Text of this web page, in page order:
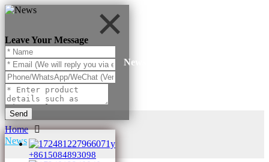
Leave Your Message
Send
+8615084893098
News
Home
News